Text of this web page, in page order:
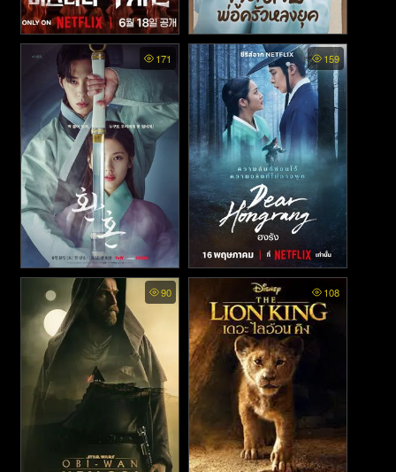
Agents of Mystery พากย์ไทย -
มือใหม่ไขคดี (2024)
Heos Diner พากย์ไทย - สูตร
ลับพ่อครัวหลงยุค (2025)
171
Alchemy of Souls พากย์ไทย -
เล่นแร่แปรวิญญาณ (2022)
159
Dear Hongrang พากย์ไทย -
ฮงรัง (2025)
90 108